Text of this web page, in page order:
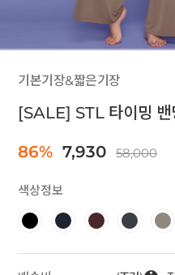
기본기장&짧은기장
[SALE] STL 타이밍 밴
86% 7,930 58,000
색상정보